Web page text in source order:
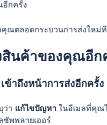
กครั้ง
ณตลอดกระบวนการส่งใหม่
สินค้าของคุณอีก
าถึงหน้าการส่งอีกครั้ง
ว่า แก้ไขปัญหาในอีเมลที่คุณ
ซัพพลายเออร์